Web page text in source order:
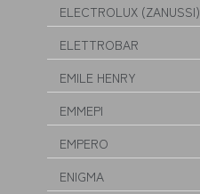
ELECTROLUX (ZANUSSI)
ELETTROBAR
EMILE HENRY
EMMEPI
EMPERO
ENIGMA